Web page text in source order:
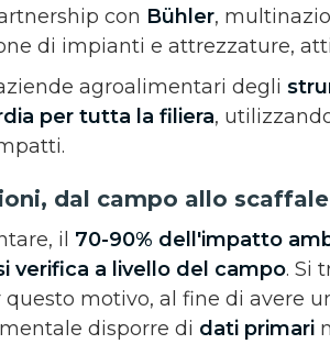
con Bühler,
di impianti e attrezzature,
agroalimentari degli
per tutta la filiera,
dal campo allo scaffale
il 70-90% dell'impatto
verifica a livello del campo. Si
questo motivo, al fine di avere
disporre di dati primari